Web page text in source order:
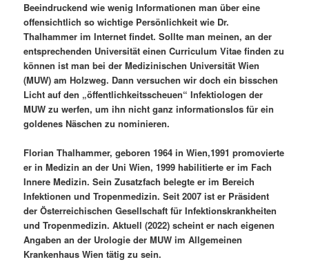
Beeindruckend wie wenig Informationen man über eine
offensichtlich so wichtige Persönlichkeit wie Dr.
Thalhammer im Internet findet. Sollte man meinen, an der
entsprechenden Universität einen Curriculum Vitae finden zu
können ist man bei der Medizinischen Universität Wien
(MUW) am Holzweg. Dann versuchen wir doch ein bisschen
Licht auf den „öffentlichkeitsscheuen“ Infektiologen der
MUW zu werfen, um ihn nicht ganz informationslos für ein
goldenes Näschen zu nominieren.
Florian Thalhammer, geboren 1964 in Wien,1991 promovierte
er in Medizin an der Uni Wien, 1999 habilitierte er im Fach
Innere Medizin. Sein Zusatzfach belegte er im Bereich
Infektionen und Tropenmedizin. Seit 2007 ist er Präsident
der Österreichischen Gesellschaft für Infektionskrankheiten
und Tropenmedizin. Aktuell (2022) scheint er nach eigenen
Angaben an der Urologie der MUW im Allgemeinen
Krankenhaus Wien tätig zu sein.